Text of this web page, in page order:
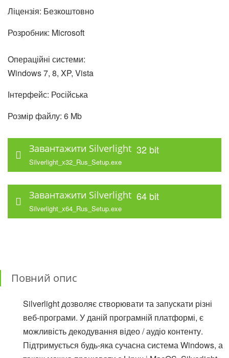
Ліцензія: Безкоштовно
Розробник: Microsoft
Операційні системи:
Windows 7, 8, XP, Vista
Інтерфейс: Російська
Розмір файлу: 6 Mb
Завантажити Silverlight 32 bit
Silverlight_x32_Rus_Setup.exe
Завантажити Silverlight 64 bit
Silverlight_x64_Rus_Setup.exe
Повний опис
Silverlight дозволяє створювати та запускати різні
веб-програми. У даній програмній платформі, є
можливість декодування відео / аудіо контенту.
Підтримується будь-яка сучасна система Windows, а